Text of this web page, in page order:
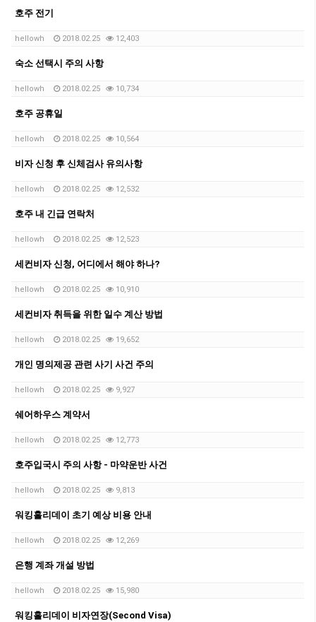
호주 전기
hellowh 2018.02.25 12,403
숙소 선택시 주의 사항
hellowh 2018.02.25 10,734
호주 공휴일
hellowh 2018.02.25 10,564
비자 신청 후 신체검사 유의사항
hellowh 2018.02.25 12,532
호주 내 긴급 연락처
hellowh 2018.02.25 12,523
세컨비자 신청, 어디에서 해야 하나?
hellowh 2018.02.25 10,910
세컨비자 취득을 위한 일수 계산 방법
hellowh 2018.02.25 19,652
개인 명의제공 관련 사기 사건 주의
hellowh 2018.02.25 9,927
쉐어하우스 계약서
hellowh 2018.02.25 12,773
호주입국시 주의 사항 - 마약운반 사건
hellowh 2018.02.25 9,813
워킹홀리데이 초기 예상 비용 안내
hellowh 2018.02.25 12,269
은행 계좌 개설 방법
hellowh 2018.02.25 15,980
워킹홀리데이 비자연장(Second Visa)